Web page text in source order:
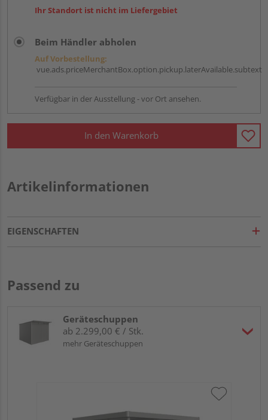
Ihr Standort ist nicht im Liefergebiet
Beim Händler abholen
Auf Vorbestellung:
vue.ads.priceMerchantBox.option.pickup.laterAvailable.subtext
Verfügbar in der Ausstellung - vor Ort ansehen.
In den Warenkorb
Artikelinformationen
EIGENSCHAFTEN
Passend zu
Geräteschuppen
ab 2.299,00 € / Stk.
mehr Geräteschuppen